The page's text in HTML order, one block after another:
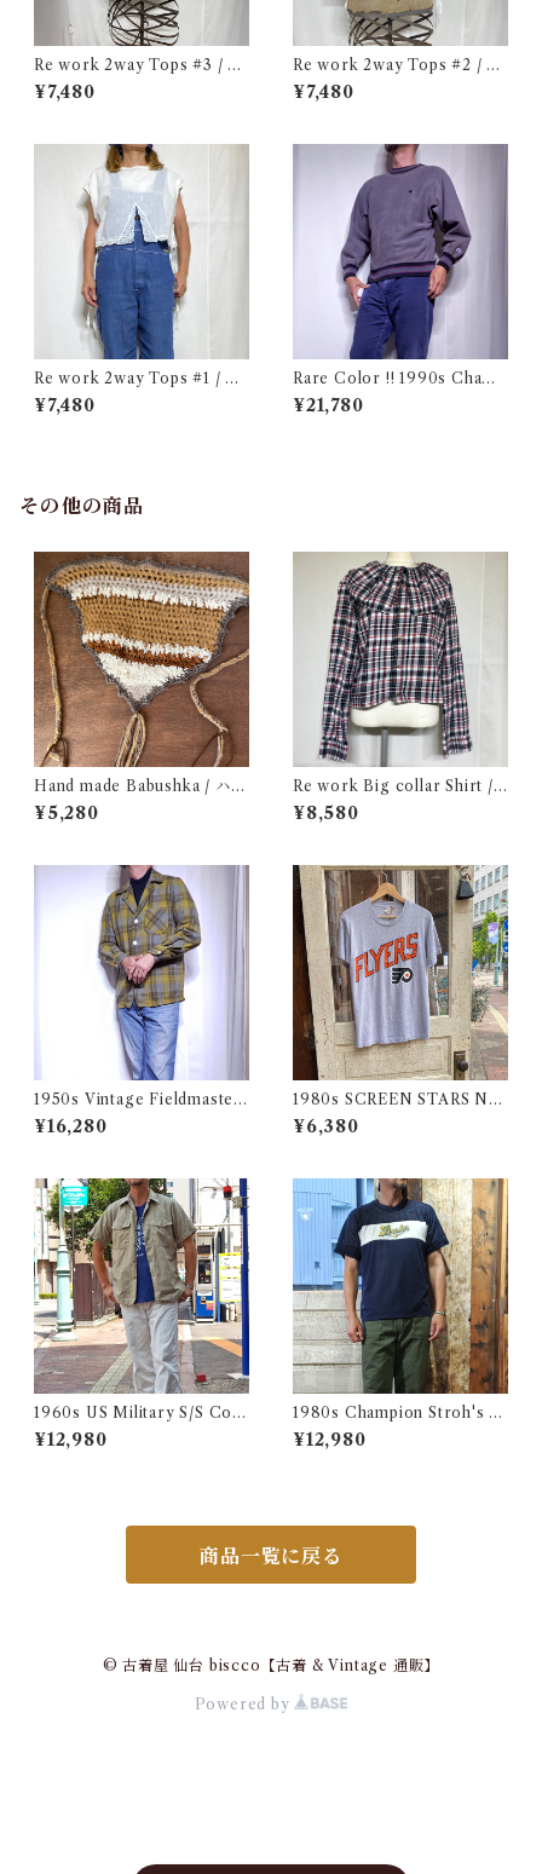
Re work 2way Tops #3 / リ
ワーク 2way トップス 古着
¥7,480
Re work 2way Tops #2 / リ
ワーク 2way トップス 古着
¥7,480
Re work 2way Tops #1 / リ
ワーク 2way トップス 古着
¥7,480
Rare Color !! 1990s Champ
ion Reverse Weave Charco
al Gray Size M / チャンピオ
¥21,780
その他の商品
Hand made Babushka / ハン
ドメイド バブーシュカ
¥5,280
Re work Big collar Shirt /
リワーク ビックカラー シャツ
古着
¥8,580
1950s Vintage Fieldmaster
Wool Topstar Style Jacket /
USA ヴィンテージ トップスタ
¥16,280
1980s SCREEN STARS NF
L FLYERS Print Tee / 80年
代 スクリーンスターズ フライ
¥6,380
1960s US Military S/S Cott
on Poplin Shirt / 60年代 US
AF USN ARMY コットン ポ
¥12,980
1980s Champion Stroh's W
ater Print T-Shirt Size XL /
チャンピオン トリコ タグ 染み
¥12,980
商品一覧に戻る
© 古着屋 仙台 biscco【古着 & Vintage 通販】
Powered by